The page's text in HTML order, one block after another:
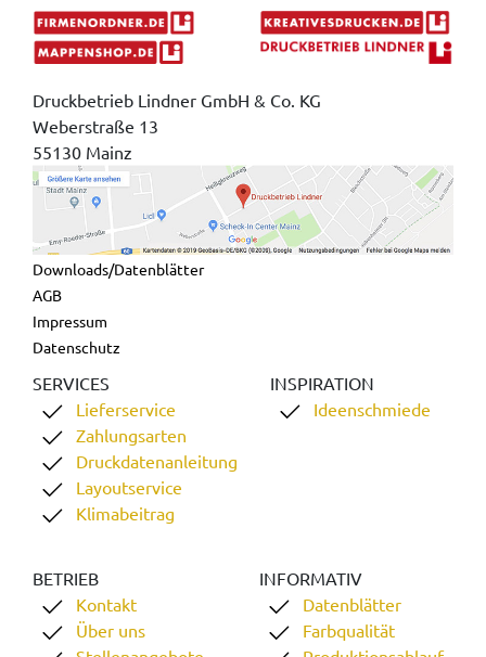
Druckbetrieb Lindner GmbH & Co. KG
Weberstraße 13
55130 Mainz
Downloads/Datenblätter
AGB
Impressum
Datenschutz
SERVICES
Lieferservice
Zahlungsarten
Druckdatenanleitung
Layoutservice
Klimabeitrag
INSPIRATION
Ideenschmiede
BETRIEB
Kontakt
Über uns
INFORMATIV
Datenblätter
Farbqualität